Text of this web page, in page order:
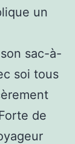
un
sac-à-
soi tous
de